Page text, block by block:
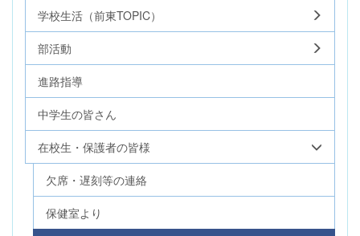
学校生活（前東TOPIC）
部活動
進路指導
中学生の皆さん
在校生・保護者の皆様
欠席・遅刻等の連絡
保健室より